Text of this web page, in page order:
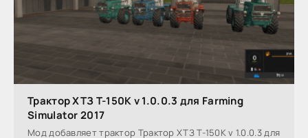
Трактор ХТЗ Т-150К v 1.0.0.3 для Farming
Simulator 2017
Мод добавляет трактор Трактор ХТЗ Т-150К v 1.0.0.3 для